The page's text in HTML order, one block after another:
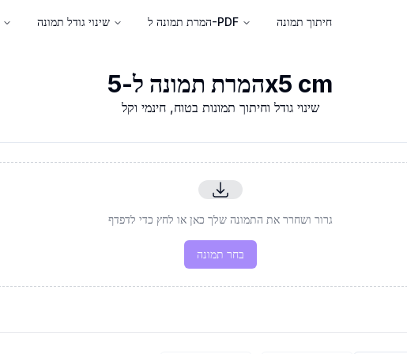
שינוי גודל תמונה המרת תמונה ל-PDF חיתוך תמונה
המרת תמונה ל-5x5 cm
שינוי גודל וחיתוך תמונות בטוח, חינמי וקל
גרור ושחרר את התמונה שלך כאן או לחץ כדי לדפדף
בחר תמונה